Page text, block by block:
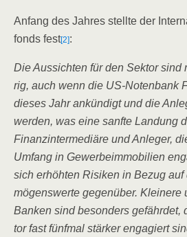
Anfang des Jah­res stell­te der
fonds fest[2]:
Die Aus­sich­ten für den Sek­tor
rig, auch wenn die US-Noten­bank
die­ses Jahr ankün­digt und die
wer­den, was eine sanf­te Lan­dung
Finanz­in­ter­me­diä­re und Anle­ger,
Umfang in Gewer­be­im­mo­bi­li­en
sich erhöh­ten Risi­ken in Bezug
mö­gens­wer­te gegen­über. Klei­ne­re
Ban­ken sind beson­ders
tor fast fünf­mal stär­ker enga­giert